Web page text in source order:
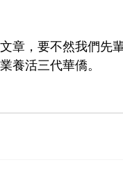
章，要不然我們先
養活三代華僑。